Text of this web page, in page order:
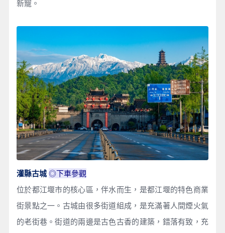
新寵。
灌縣古城◎下車參觀
位於都江堰市的核心區，伴水而生，是都江堰的特色商業
街景點之一。古城由很多街道組成，是充滿著人間煙火氣
的老街巷。街道的兩邊是古色古香的建築，錯落有致，充